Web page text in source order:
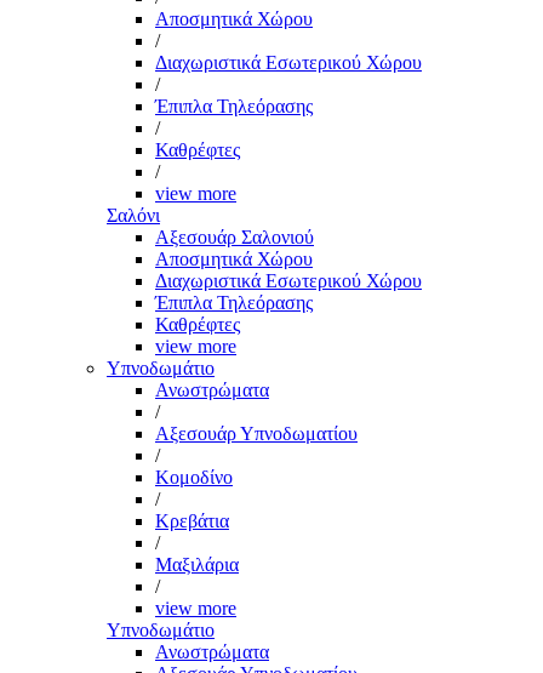
Αποσμητικά Χώρου
/
Διαχωριστικά Εσωτερικού Χώρου
/
Έπιπλα Τηλεόρασης
/
Καθρέφτες
/
view more
Σαλόνι
Αξεσουάρ Σαλονιού
Αποσμητικά Χώρου
Διαχωριστικά Εσωτερικού Χώρου
Έπιπλα Τηλεόρασης
Καθρέφτες
view more
Υπνοδωμάτιο
Ανωστρώματα
/
Αξεσουάρ Υπνοδωματίου
/
Κομοδίνο
/
Κρεβάτια
/
Μαξιλάρια
/
view more
Υπνοδωμάτιο
Ανωστρώματα